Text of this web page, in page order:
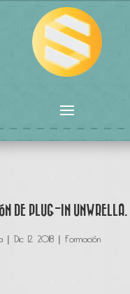
DE PLUG-IN UNWRELLA.
| Dic 12, 2018| Formación